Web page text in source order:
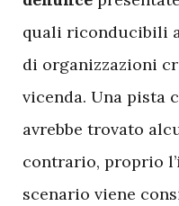
quali riconducibili
di organizzazioni
vicenda. Una pista
avrebbe trovato
contrario, proprio
scenario viene